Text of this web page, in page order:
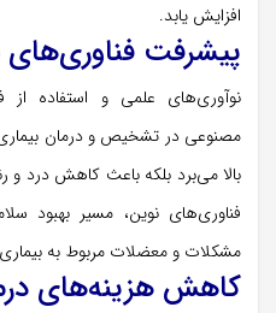
افزایش یابد.
پیشرفت فناوری‌های
نوآوری‌های علمی و استفاده از
مصنوعی در تشخیص و درمان
بالا می‌برد بلکه باعث کاهش درد و
فناوری‌های نوین، مسیر بهبود
مشکلات و معضلات مربوط به
کاهش هزینه‌های